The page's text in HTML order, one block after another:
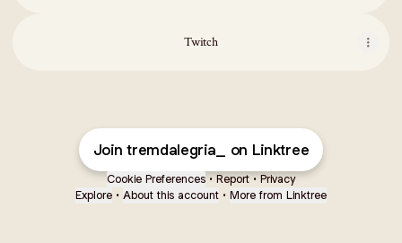
Twitch
Join tremdalegria_ on Linktree
Cookie Preferences • Report • Privacy
Explore • About this account • More from Linktree